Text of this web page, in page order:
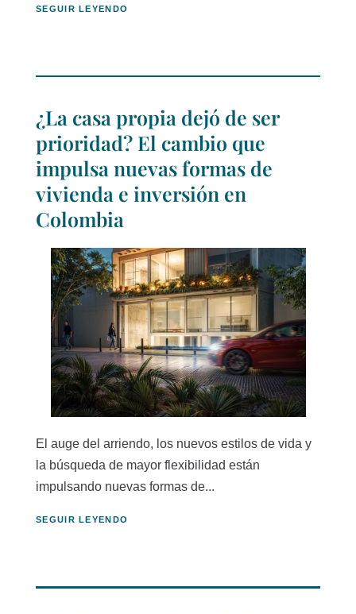
SEGUIR LEYENDO
¿La casa propia dejó de ser
prioridad? El cambio que
impulsa nuevas formas de
vivienda e inversión en
Colombia
El auge del arriendo, los nuevos estilos de vida y
la búsqueda de mayor flexibilidad están
impulsando nuevas formas de...
SEGUIR LEYENDO